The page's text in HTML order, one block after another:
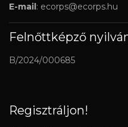
E-mail: ecorps@ecorps.hu
Felnőttképző
B/2024/000685
Regisztráljon!